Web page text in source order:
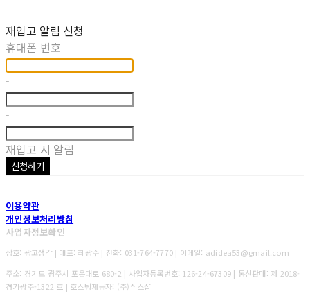
재입고 알림 신청
휴대폰 번호
-
-
재입고 시 알림
신청하기
이용약관
개인정보처리방침
사업자정보확인
상호: 광고생각 | 대표: 최광수 | 전화: 031-764-7770 | 이메일: adidea53@gmail.com
주소: 경기도 광주시 포은대로 680-2 | 사업자등록번호: 126-24-67309 | 통신판매: 제 2018-
경기광주-1322 호 | 호스팅제공자: (주)식스샵